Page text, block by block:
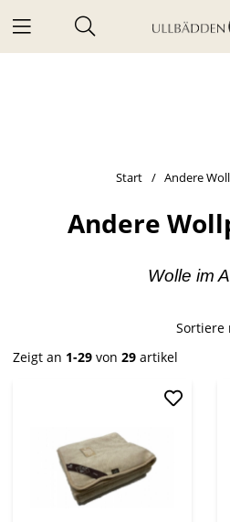
Start Andere
Andere
Wolle im
Sortiere
Zeigt an 1-29 von 29 artikel